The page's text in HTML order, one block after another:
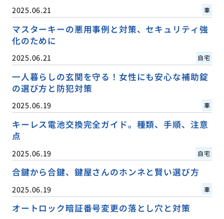
2025.06.21 車
マスターキーの悪用事例と対策、セキュリティ強
化のために
2025.06.21 自宅
一人暮らしの玄関を守る！女性にも安心な補助錠
の選び方と防犯対策
2025.06.19 車
キーレス電池交換完全ガイド。種類、手順、注意
点
2025.06.19 自宅
合鍵から合鍵、鍵屋さんのホンネと賢い選び方
2025.06.19 車
オートロック暗証番号変更の落とし穴と対策